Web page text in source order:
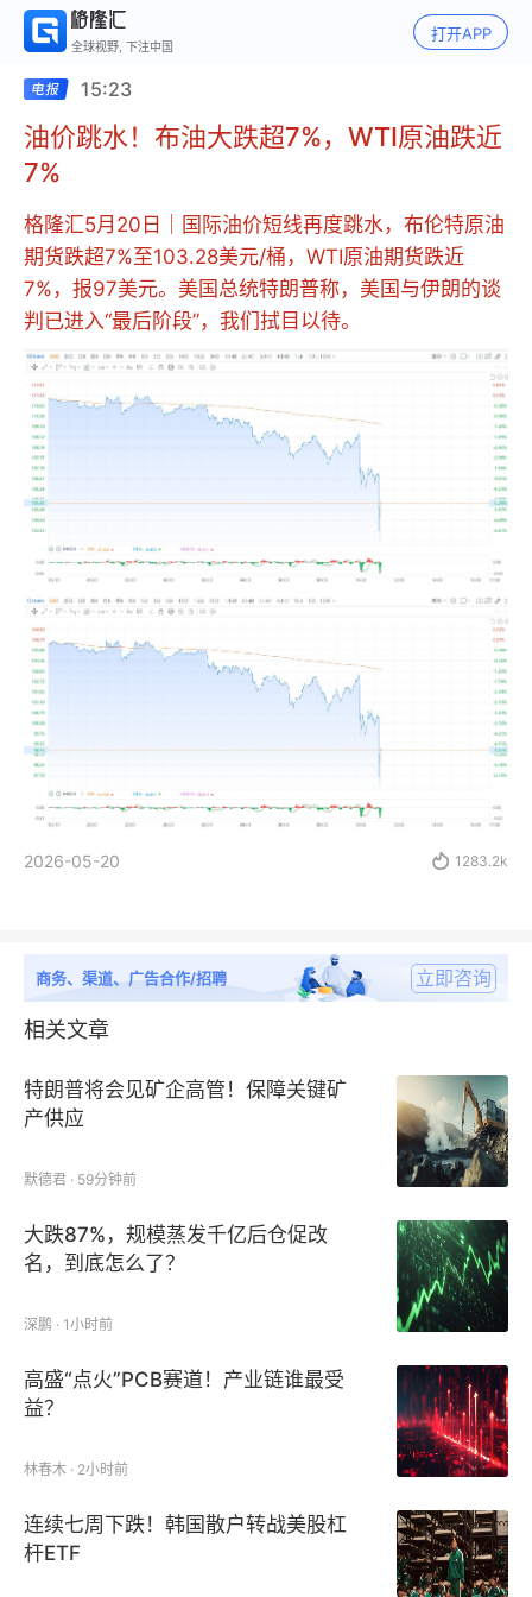
全球视野, 下注中国
打开APP
15:23
油价跳水！布油大跌超7%，WTI原油跌近
7%
格隆汇5月20日｜国际油价短线再度跳水，布伦特原油
期货跌超7%至103.28美元/桶，WTI原油期货跌近
7%，报97美元。美国总统特朗普称，美国与伊朗的谈
判已进入“最后阶段”，我们拭目以待。
2026-05-20  1283.2k
商务、渠道、广告合作/招聘 立即咨询
相关文章
特朗普将会见矿企高管！保障关键矿
产供应
默德君 · 59分钟前
大跌87%，规模蒸发千亿后仓促改
名，到底怎么了？
深鹏 · 1小时前
高盛“点火”PCB赛道！产业链谁最受
益？
林春木 · 2小时前
连续七周下跌！韩国散户转战美股杠
杆ETF